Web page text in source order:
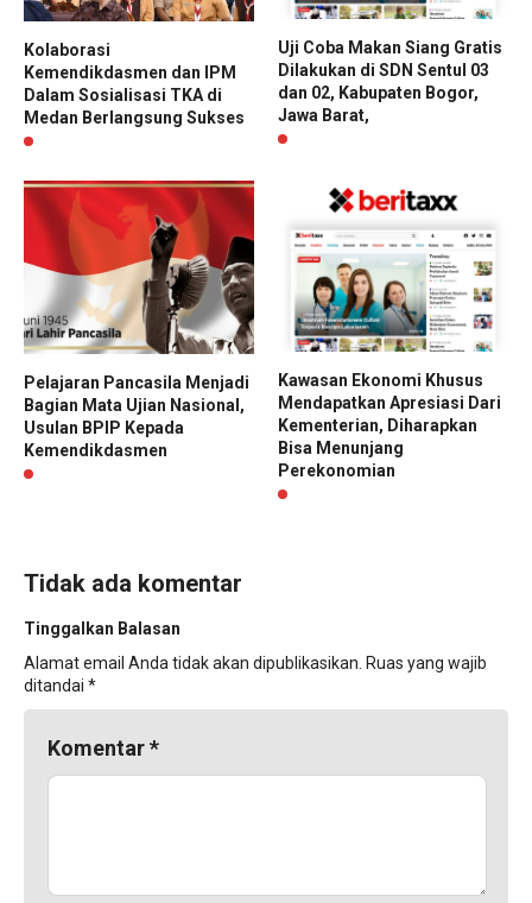
Kolaborasi
Kemendikdasmen dan IPM
Dalam Sosialisasi TKA di
Medan Berlangsung Sukses
Uji Coba Makan Siang Gratis
Dilakukan di SDN Sentul 03
dan 02, Kabupaten Bogor,
Jawa Barat,
Pelajaran Pancasila Menjadi
Bagian Mata Ujian Nasional,
Usulan BPIP Kepada
Kemendikdasmen
Kawasan Ekonomi Khusus
Mendapatkan Apresiasi Dari
Kementerian, Diharapkan
Bisa Menunjang
Perekonomian
Tidak ada komentar
Tinggalkan Balasan
Alamat email Anda tidak akan dipublikasikan. Ruas yang wajib
ditandai *
Komentar*